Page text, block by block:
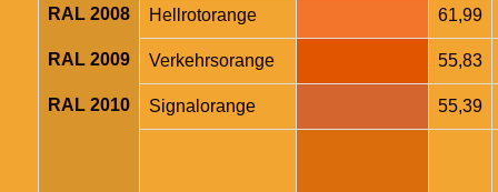
RAL 2008 Hellrotorange 61,99
RAL 2009 Verkehrsorange 55,83
RAL 2010 Signalorange 55,39